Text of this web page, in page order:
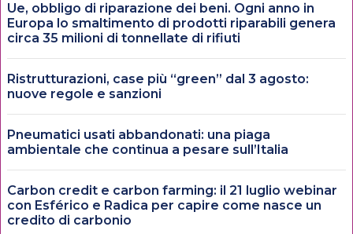
Ue, obbligo di riparazione dei beni. Ogni anno in
Europa lo smaltimento di prodotti riparabili genera
circa 35 milioni di tonnellate di rifiuti
Ristrutturazioni, case più “green” dal 3 agosto:
nuove regole e sanzioni
Pneumatici usati abbandonati: una piaga
ambientale che continua a pesare sull’Italia
Carbon credit e carbon farming: il 21 luglio webinar
con Esférico e Radica per capire come nasce un
credito di carbonio